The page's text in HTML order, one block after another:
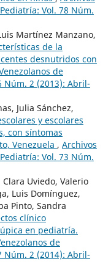
Vol. 78 Núm.
Martínez Manzano,
de la
desnutridos con
de
Núm. 2 (2013): Abril-
Julia Sánchez,
y escolares
con síntomas
Venezuela , Archivos
Vol. 73 Núm.
Uviedo, Valerio
Luis Domínguez,
Pinto, Sandra
clínico
en pediatría.
de
Núm. 2 (2014): Abril-